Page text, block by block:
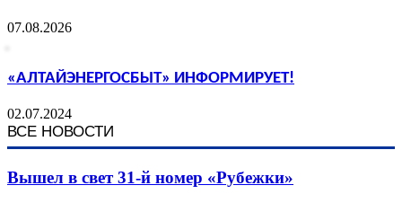
07.08.2026
«АЛТАЙЭНЕРГОСБЫТ» ИНФОРМИРУЕТ!
02.07.2024
ВСЕ НОВОСТИ
Вышел в свет 31-й номер «Рубежки»